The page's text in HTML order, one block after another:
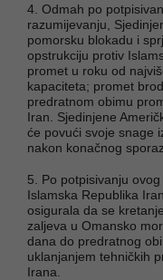
4. Odmah po
razumijevanju,
pomorsku blokadu i
opstrukciju protiv
promet u roku od
kapaciteta; promet
predratnom obimu
Iran. Sjedinjene
će povući svoje snage
nakon konačnog
5. Po potpisivanju
Islamska Republika
osigurala da se
zaljeva u Omansko
dana do predratnog
uklanjanjem tehničkih
Irana.